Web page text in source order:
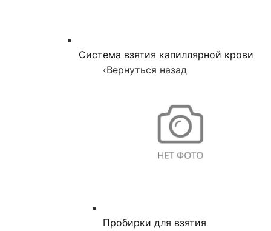
Система взятия капиллярной крови
‹Вернуться назад
Пробирки для взятия